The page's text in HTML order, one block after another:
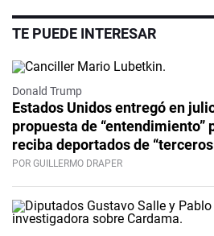
TE PUEDE INTERESAR
Donald Trump
Estados Unidos entregó en
propuesta de “entendimiento”
reciba deportados de
POR GUILLERMO DRAPER